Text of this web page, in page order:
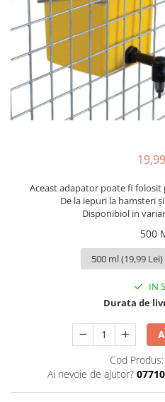
Aceast adapator poate fi
De la iepuri la hamsteri
Disponibiol in
500
IN
Durata de
Cod Produs:
Ai nevoie de ajutor?